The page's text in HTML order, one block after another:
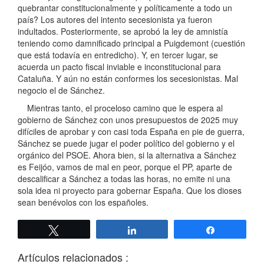
quebrantar constitucionalmente y políticamente a todo un
país? Los autores del intento secesionista ya fueron
indultados. Posteriormente, se aprobó la ley de amnistía
teniendo como damnificado principal a Puigdemont (cuestión
que está todavía en entredicho). Y, en tercer lugar, se
acuerda un pacto fiscal inviable e inconstitucional para
Cataluña. Y aún no están conformes los secesionistas. Mal
negocio el de Sánchez.
Mientras tanto, el proceloso camino que le espera al
gobierno de Sánchez con unos presupuestos de 2025 muy
difíciles de aprobar y con casi toda España en pie de guerra,
Sánchez se puede jugar el poder político del gobierno y el
orgánico del PSOE. Ahora bien, si la alternativa a Sánchez
es Feijóo, vamos de mal en peor, porque el PP, aparte de
descalificar a Sánchez a todas las horas, no emite ni una
sola idea ni proyecto para gobernar España. Que los dioses
sean benévolos con los españoles.
Artículos relacionados :